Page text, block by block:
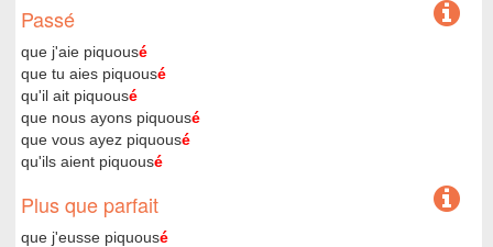
Passé
que j'aie piquousé
que tu aies piquousé
qu'il ait piquousé
que nous ayons piquousé
que vous ayez piquousé
qu'ils aient piquousé
Plus que parfait
que j'eusse piquousé